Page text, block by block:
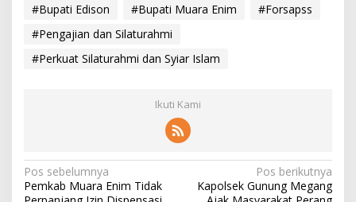
#Bupati Edison #Bupati Muara Enim
#Forsapss
#Pengajian dan Silaturahmi
#Perkuat Silaturahmi dan Syiar Islam
Ikuti Kami
N
Pos sebelumnya
Pemkab Muara Enim Tidak
Pos berikutnya
Kapolsek Gunung Megang